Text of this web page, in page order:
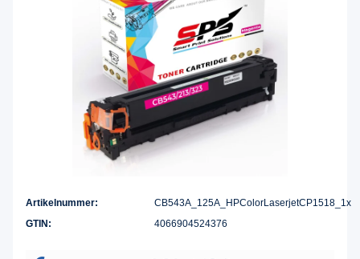
Artikelnummer:
CB543A_125A_HPColorLaserjetCP1518_1x
GTIN:
4066904524376